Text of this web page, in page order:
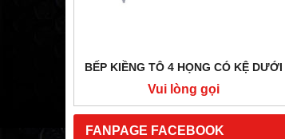
BẾP KIỀNG TÔ 4 HỌNG CÓ KỆ DƯỚI
Vui lòng gọi
FANPAGE FACEBOOK